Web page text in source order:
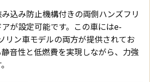
込み防止機構付きの両側ハンズフリ
が設定可能です。この車にはe-
リン車モデルの両方が提供されてお
音性と低燃費を実現しながら、力強